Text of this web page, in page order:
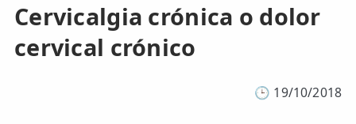
Cervicalgia crónica o dolor
cervical crónico
🕒 19/10/2018